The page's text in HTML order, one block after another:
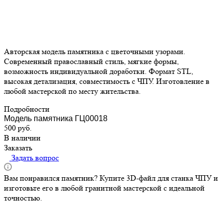
Авторская модель памятника с цветочными узорами.
Современный православный стиль, мягкие формы,
возможность индивидуальной доработки. Формат STL,
высокая детализация, совместимость с ЧПУ. Изготовление в
любой мастерской по месту жительства.
Подробности
Модель памятника ГЦ00018
500 руб.
В наличии
Заказать
Задать вопрос
Вам понравился памятник? Купите 3D-файл для станка ЧПУ и
изготовьте его в любой гранитной мастерской с идеальной
точностью.